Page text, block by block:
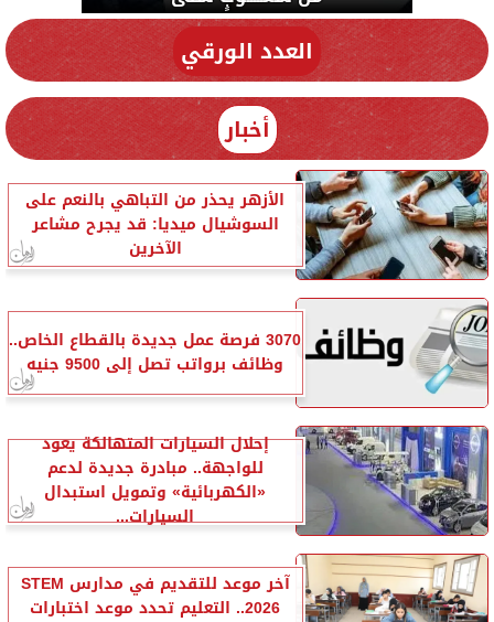
العدد الورقي
أخبار
الأزهر يحذر من التباهي بالنعم على
السوشيال ميديا: قد يجرح مشاعر
الآخرين
3070 فرصة عمل جديدة بالقطاع الخاص..
وظائف برواتب تصل إلى 9500 جنيه
إحلال السيارات المتهالكة يعود
للواجهة.. مبادرة جديدة لدعم
«الكهربائية» وتمويل استبدال
السيارات...
آخر موعد للتقديم في مدارس STEM
2026.. التعليم تحدد موعد اختبارات